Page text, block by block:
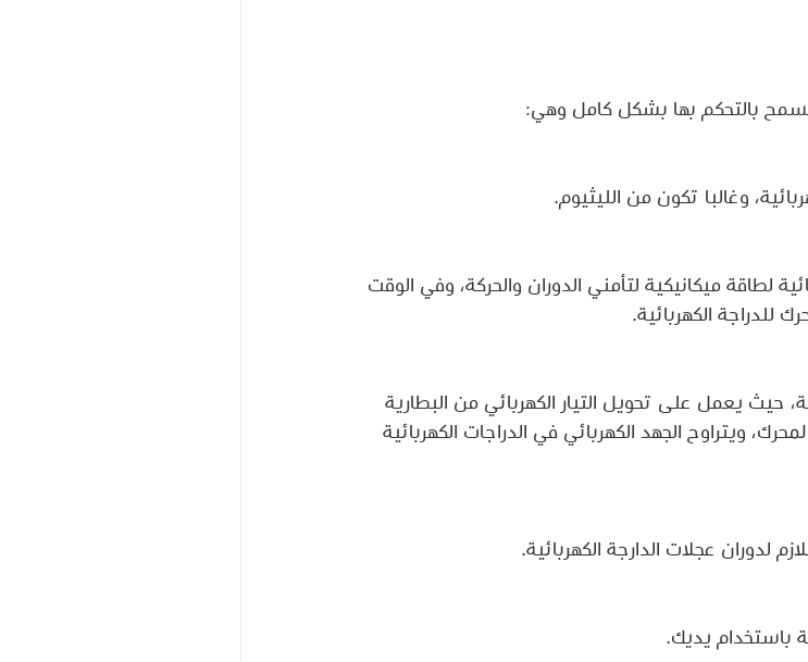
تسمح بالتحكم بها بشكل كامل وهي:
وغالبا تكون من الليثيوم.
لطاقة ميكانيكية لتأمني الدوران والحركة، وفي الوقت
للدراجة الكهربائية.
حيث يعمل على تحويل التيار الكهربائي من البطارية
ويتراوح الجهد الكهربائي في الدراجات الكهربائية
لدوران عجلات الدارجة الكهربائية.
باستخدام يديك.